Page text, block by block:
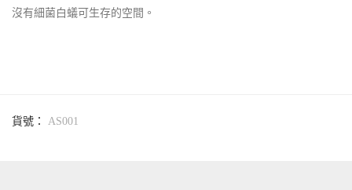
沒有細菌白蟻可生存的空間。
貨號： AS001